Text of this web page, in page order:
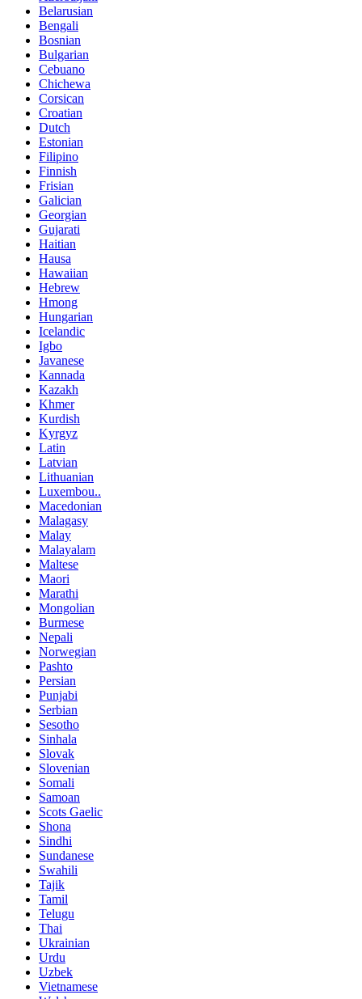
Belarusian
Bengali
Bosnian
Bulgarian
Cebuano
Chichewa
Corsican
Croatian
Dutch
Estonian
Filipino
Finnish
Frisian
Galician
Georgian
Gujarati
Haitian
Hausa
Hawaiian
Hebrew
Hmong
Hungarian
Icelandic
Igbo
Javanese
Kannada
Kazakh
Khmer
Kurdish
Kyrgyz
Latin
Latvian
Lithuanian
Luxembou..
Macedonian
Malagasy
Malay
Malayalam
Maltese
Maori
Marathi
Mongolian
Burmese
Nepali
Norwegian
Pashto
Persian
Punjabi
Serbian
Sesotho
Sinhala
Slovak
Slovenian
Somali
Samoan
Scots Gaelic
Shona
Sindhi
Sundanese
Swahili
Tajik
Tamil
Telugu
Thai
Ukrainian
Urdu
Uzbek
Vietnamese